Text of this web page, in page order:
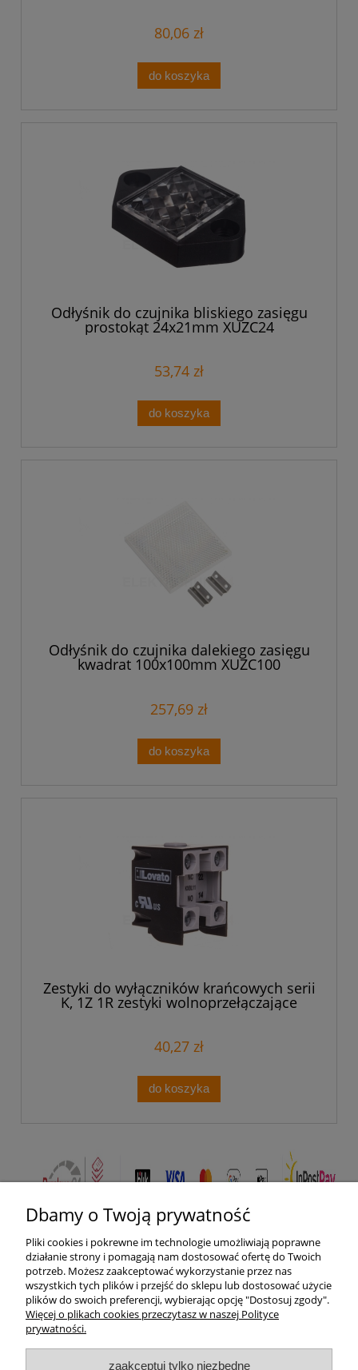
80,06 zł
do koszyka
Odłyśnik do czujnika bliskiego zasięgu
prostokąt 24x21mm XUZC24
53,74 zł
do koszyka
Odłyśnik do czujnika dalekiego zasięgu
kwadrat 100x100mm XUZC100
257,69 zł
do koszyka
Zestyki do wyłączników krańcowych serii
K, 1Z 1R zestyki wolnoprzełączające
40,27 zł
do koszyka
Pomoc
Moje konto
Dbamy o Twoją prywatność
Pliki cookies i pokrewne im technologie umożliwiają poprawne
działanie strony i pomagają nam dostosować ofertę do Twoich
potrzeb. Możesz zaakceptować wykorzystanie przez nas
wszystkich tych plików i przejść do sklepu lub dostosować użycie
plików do swoich preferencji, wybierając opcję "Dostosuj zgody".
Więcej o plikach cookies przeczytasz w naszej Polityce
prywatności.
zaakceptuj tylko niezbędne